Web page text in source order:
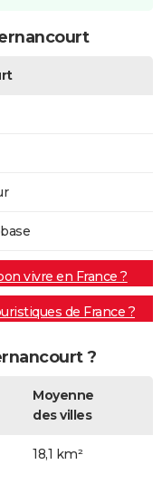
vivre en France ?
de France ?
?
Moyenne
des villes
18,1 km²